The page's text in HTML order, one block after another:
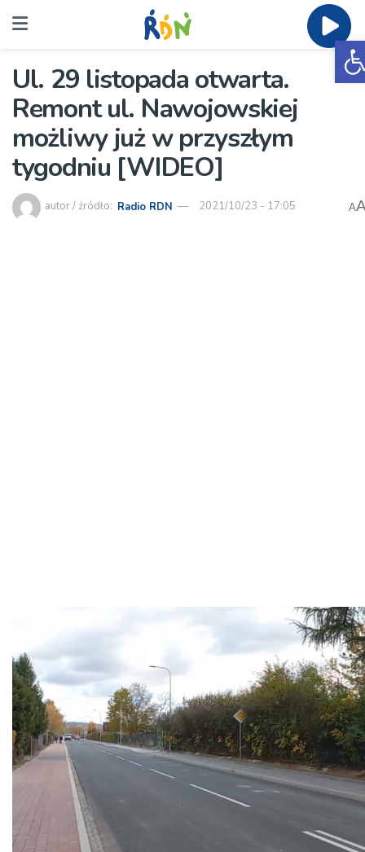
Ul. 29 listopada otwarta.
Remont ul. Nawojowskiej
możliwy już w przyszłym
tygodniu [WIDEO]
autor / źródło: Radio RDN 2021/10/23 - 17:05 A